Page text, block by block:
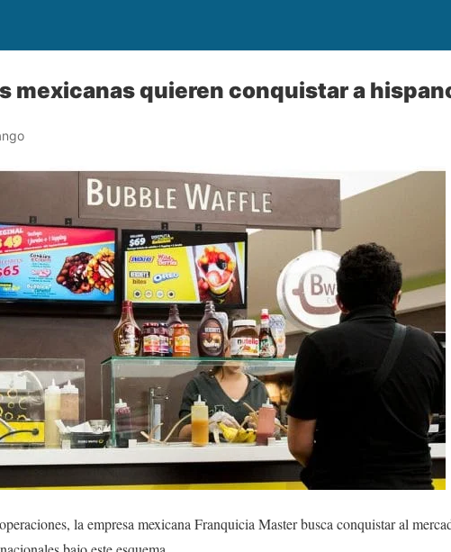
mexicanas quieren conquistar a
la empresa mexicana Franquicia Master busca conquistar al